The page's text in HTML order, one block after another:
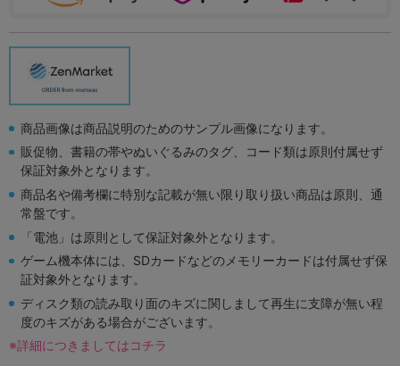
商品画像は商品説明のためのサンプル画像になります。
販促物、書籍の帯やぬいぐるみのタグ、コード類は原則付属せず
保証対象外となります。
商品名や備考欄に特別な記載が無い限り取り扱い商品は原則、通
常盤です。
「電池」は原則として保証対象外となります。
ゲーム機本体には、SDカードなどのメモリーカードは付属せず保
証対象外となります。
ディスク類の読み取り面のキズに関しまして再生に支障が無い程
度のキズがある場合がございます。
※詳細につきましてはコチラ